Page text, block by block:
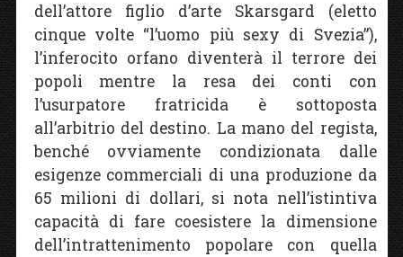
dell’attore figlio d’arte Skarsgard (eletto
cinque volte “l’uomo più sexy di Svezia”),
l’inferocito orfano diventerà il terrore dei
popoli mentre la resa dei conti con
l’usurpatore fratricida è sottoposta
all’arbitrio del destino. La mano del regista,
benché ovviamente condizionata dalle
esigenze commerciali di una produzione da
65 milioni di dollari, si nota nell’istintiva
capacità di fare coesistere la dimensione
dell’intrattenimento popolare con quella